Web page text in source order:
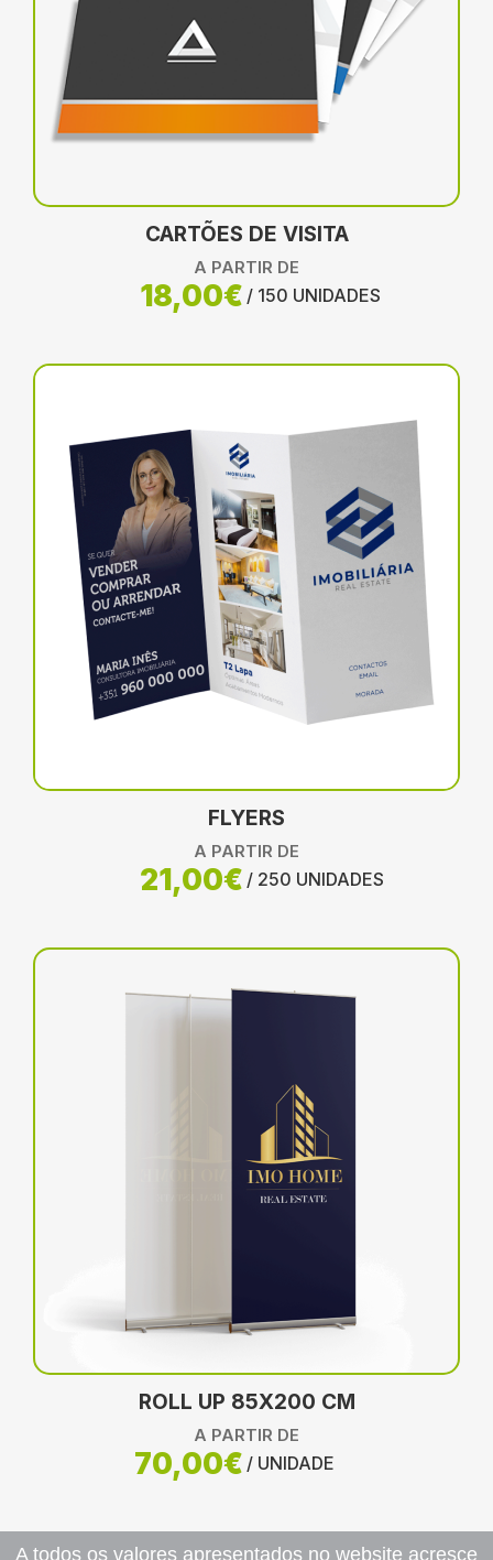
CARTÕES DE VISITA
A PARTIR DE
18,00€ / 150 UNIDADES
FLYERS
A PARTIR DE
21,00€ / 250 UNIDADES
ROLL UP 85X200 CM
A PARTIR DE
70,00€ / UNIDADE
A todos os valores apresentados no website acresce